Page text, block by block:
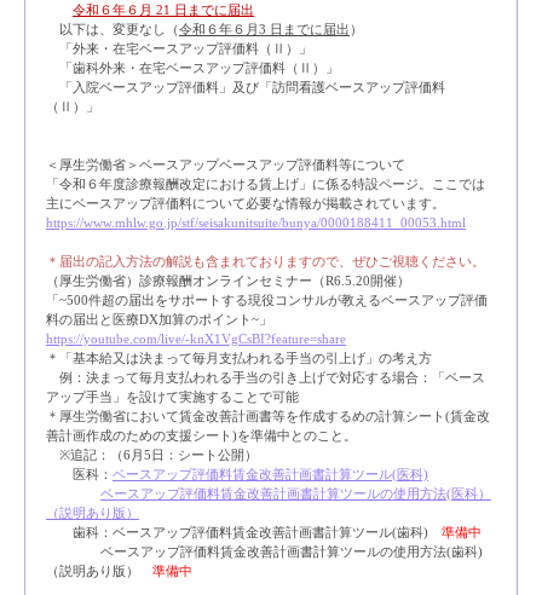
令和６年６月 21 日までに届出
以下は、変更なし（令和６年６月3 日までに届出 ）
「外来・在宅ベースアップ評価料（Ⅱ）」
「歯科外来・在宅ベースアップ評価料（Ⅱ）」
「入院ベースアップ評価料」及び「訪問看護ベースアップ評価料
（Ⅱ）」
＜厚生労働省＞ベースアップベースアップ評価料等について
「令和６年度診療報酬改定における賃上げ」に係る特設ページ。ここでは
主にベースアップ評価料について必要な情報が掲載されています。
https://www.mhlw.go.jp/stf/seisakunitsuite/bunya/0000188411_00053.html
＊届出の記入方法の解説も含まれておりますので、ぜひご視聴ください。
（厚生労働省）診療報酬オンラインセミナー（R6.5.20開催）
「~500件超の届出をサポートする現役コンサルが教えるベースアップ評価
料の届出と医療DX加算のポイント~」
https://youtube.com/live/-knX1VgCsBI?feature=share
＊「基本給又は決まって毎月支払われる手当の引上げ」の考え方
例：決まって毎月支払われる手当の引き上げで対応する場合：「ベース
アップ手当」を設けて実施することで可能
＊厚生労働省において賃金改善計画書等を作成するめの計算シート(賃金改
善計画作成のための支援シート)を準備中とのこと。
※追記：（6月5日：シート公開）
医科： ベースアップ評価料賃金改善計画書計算ツール(医科)
ベースアップ評価料賃金改善計画書計算ツールの使用方法(医科）
（説明あり版）
歯科：ベースアップ評価料賃金改善計画書計算ツール(歯科) 準備中
ベースアップ評価料賃金改善計画書計算ツールの使用方法(歯科)
（説明あり版） 準備中